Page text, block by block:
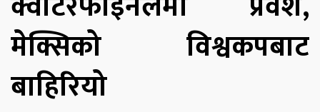
मेक्सिको विश्वकपबाट
बाहिरियो